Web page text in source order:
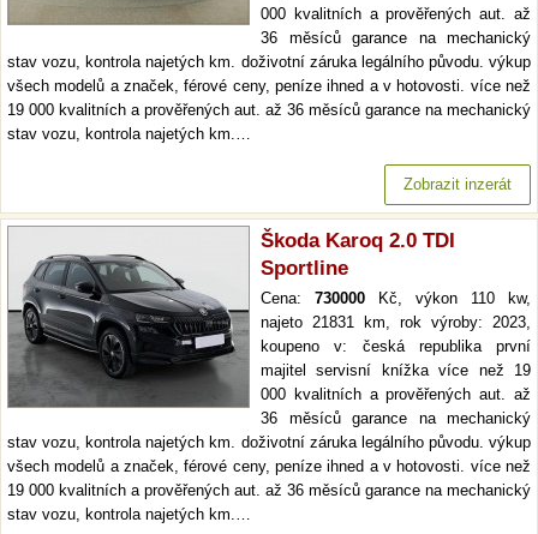
000 kvalitních a prověřených aut. až
36 měsíců garance na mechanický
stav vozu, kontrola najetých km. doživotní záruka legálního původu. výkup
všech modelů a značek, férové ceny, peníze ihned a v hotovosti. více než
19 000 kvalitních a prověřených aut. až 36 měsíců garance na mechanický
stav vozu, kontrola najetých km.…
Zobrazit inzerát
Škoda Karoq 2.0 TDI
Sportline
Cena: 730000 Kč, výkon 110 kw,
najeto 21831 km, rok výroby: 2023,
koupeno v: česká republika první
majitel servisní knížka více než 19
000 kvalitních a prověřených aut. až
36 měsíců garance na mechanický
stav vozu, kontrola najetých km. doživotní záruka legálního původu. výkup
všech modelů a značek, férové ceny, peníze ihned a v hotovosti. více než
19 000 kvalitních a prověřených aut. až 36 měsíců garance na mechanický
stav vozu, kontrola najetých km.…